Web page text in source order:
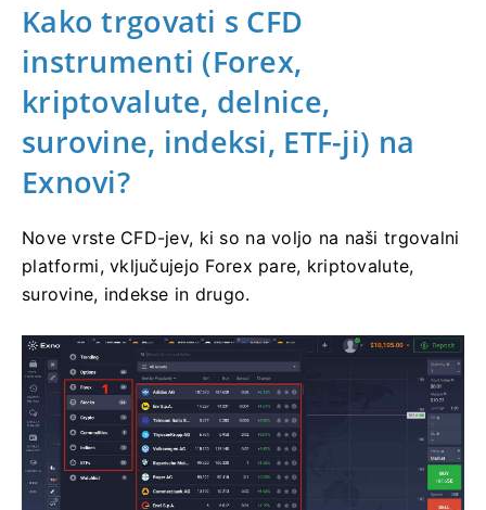
Kako trgovati s CFD
instrumenti (Forex,
kriptovalute, delnice,
surovine, indeksi, ETF-ji) na
Exnovi?
Nove vrste CFD-jev, ki so na voljo na naši trgovalni
platformi, vključujejo Forex pare, kriptovalute,
surovine, indekse in drugo.